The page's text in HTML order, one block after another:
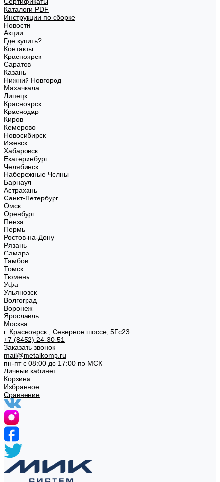
Каталоги PDF
Инструкции по сборке
Новости
Акции
Где купить?
Контакты
Красноярск
Саратов
Казань
Нижний Новгород
Махачкала
Липецк
Красноярск
Краснодар
Киров
Кемерово
Новосибирск
Ижевск
Хабаровск
Екатеринбург
Челябинск
Набережные Челны
Барнаул
Астрахань
Санкт-Петербург
Омск
Оренбург
Пенза
Пермь
Ростов-на-Дону
Рязань
Самара
Тамбов
Томск
Тюмень
Уфа
Ульяновск
Волгоград
Воронеж
Ярославль
Москва
г. Красноярск , Северное шоссе, 5Гс23
+7 (8452) 24-30-51
Заказать звонок
mail@metalkomp.ru
пн-пт с 08:00 до 17:00 по МСК
Личный кабинет
Корзина
Избранное
Сравнение